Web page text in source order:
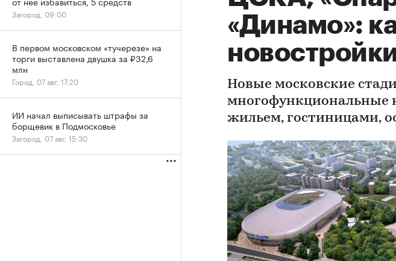
«Динамо»:
Новые московские
многофункциональные
жильем, гостиницами,
Загород, 09:00
В первом московском «тучерезе» на
торги выставлена двушка за ₽32,6
млн
Город, 07 авг, 17:20
ИИ начал выписывать штрафы за
борщевик в Подмосковье
Загород, 07 авг, 15:30